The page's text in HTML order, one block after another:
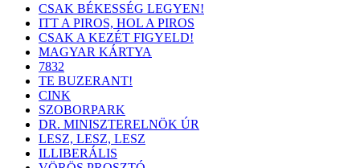
CSAK BÉKESSÉG LEGYEN!
ITT A PIROS, HOL A PIROS
CSAK A KEZÉT FIGYELD!
MAGYAR KÁRTYA
7832
TE BUZERANT!
CINK
SZOBORPARK
DR. MINISZTERELNÖK ÚR
LESZ, LESZ, LESZ
ILLIBERÁLIS